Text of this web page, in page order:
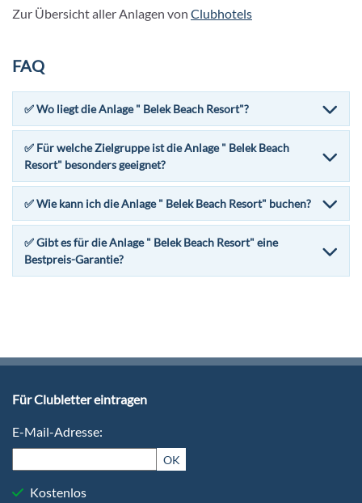
Zur Übersicht aller Anlagen von Clubhotels
FAQ
✅ Wo liegt die Anlage " Belek Beach Resort"?
✅ Für welche Zielgruppe ist die Anlage " Belek Beach
Resort" besonders geeignet?
✅ Wie kann ich die Anlage " Belek Beach Resort" buchen?
✅ Gibt es für die Anlage " Belek Beach Resort" eine
Bestpreis-Garantie?
Für Clubletter eintragen
E-Mail-Adresse:
OK
Kostenlos